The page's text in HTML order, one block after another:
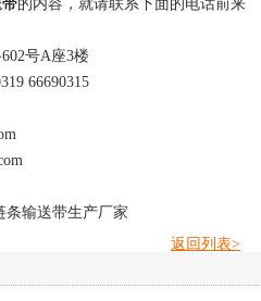
的内容，就请联系下面的电话前来
号A座3楼
66690315
条输送带生产厂家
返回列表>